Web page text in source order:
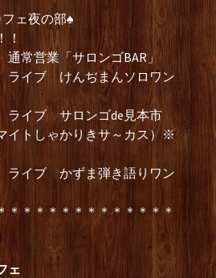
ェ夜の部♠︎
！
通常営業「サロンゴBAR」
ライブ けんぢまんソロワン
ライブ サロンゴde見本市
イトしゃかりきサ～カス）※
ライブ かずま弾き語りワン
＊＊＊＊＊＊＊＊＊＊＊＊＊
ェ